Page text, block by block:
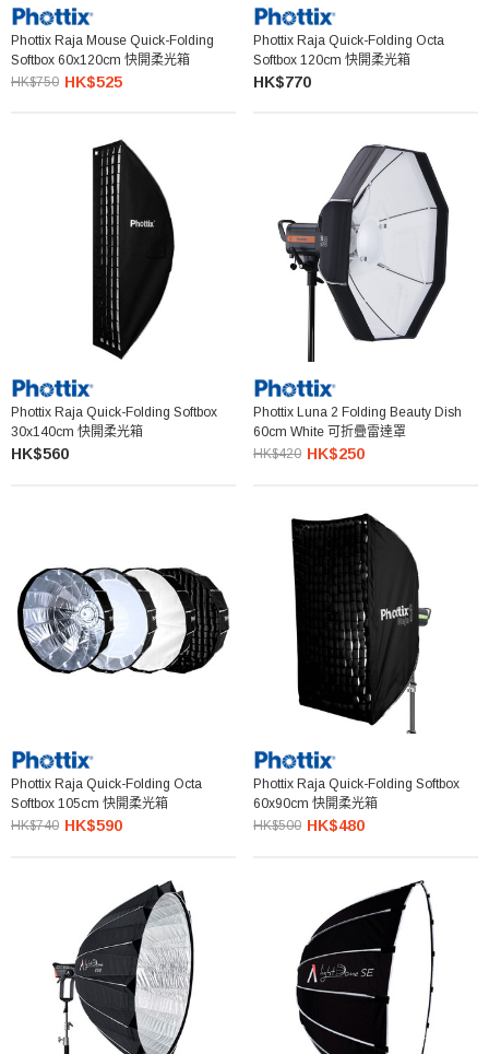
Phottix Raja Mouse Quick-Folding
Softbox 60x120cm 快開柔光箱
HK$750 HK$525
Phottix Raja Quick-Folding Octa
Softbox 120cm 快開柔光箱
HK$770
Phottix Raja Quick-Folding Softbox
30x140cm 快開柔光箱
HK$560
Phottix Luna 2 Folding Beauty Dish
60cm White 可折疊雷達罩
HK$420 HK$250
Phottix Raja Quick-Folding Octa
Softbox 105cm 快開柔光箱
HK$740 HK$590
Phottix Raja Quick-Folding Softbox
60x90cm 快開柔光箱
HK$500 HK$480